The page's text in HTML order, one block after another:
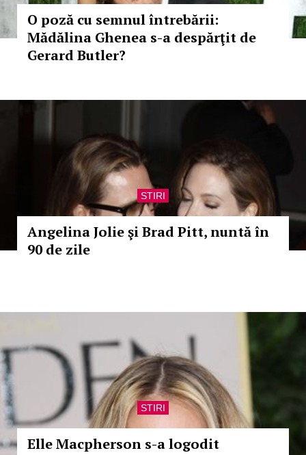
O poză cu semnul întrebării:
Mădălina Ghenea s-a despărţit de
Gerard Butler?
STIRI
Angelina Jolie şi Brad Pitt, nuntă în
90 de zile
STIRI
Elle Macpherson s-a logodit